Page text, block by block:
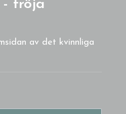
- tröja
av det kvinnliga